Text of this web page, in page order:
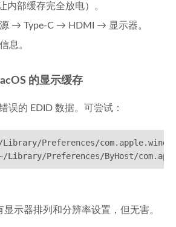
让内部缓存完全放电）。
→ Type-C → HDMI → 显示器。
息。
的显示缓存
误的 EDID 数据。可尝试：
Preferences/
Library/Preferences/ByHost/
示器排列和分辨率设置，但无害。